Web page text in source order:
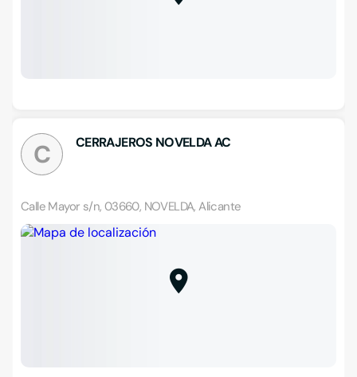
C CERRAJEROS NOVELDA AC
Calle Mayor s/n, 03660, NOVELDA, Alicante